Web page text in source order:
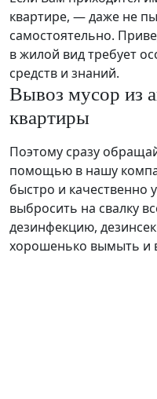
квартире, — даже не
самостоятельно.
в жилой вид требует
средств и знаний.
Вывоз мусор из
квартиры
Поэтому сразу
помощью в нашу
быстро и качественно
выбросить на свалку
дезинфекцию,
хорошенько вымыть и